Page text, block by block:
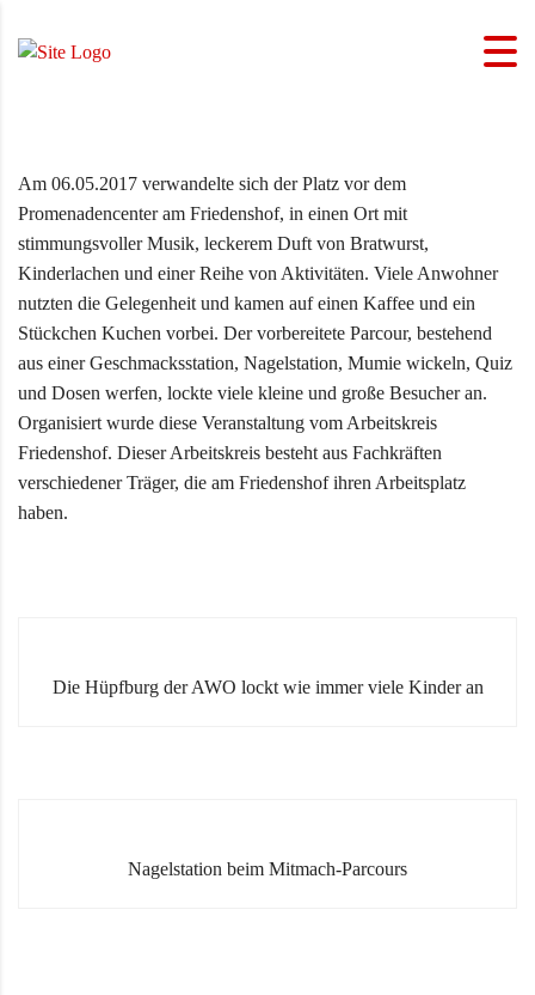
Am 06.05.2017 verwandelte sich der Platz vor dem
Promenadencenter am Friedenshof, in einen Ort mit
stimmungsvoller Musik, leckerem Duft von Bratwurst,
Kinderlachen und einer Reihe von Aktivitäten. Viele Anwohner
nutzten die Gelegenheit und kamen auf einen Kaffee und ein
Stückchen Kuchen vorbei. Der vorbereitete Parcour, bestehend
aus einer Geschmacksstation, Nagelstation, Mumie wickeln, Quiz
und Dosen werfen, lockte viele kleine und große Besucher an.
Organisiert wurde diese Veranstaltung vom Arbeitskreis
Friedenshof. Dieser Arbeitskreis besteht aus Fachkräften
verschiedener Träger, die am Friedenshof ihren Arbeitsplatz
haben.
Die Hüpfburg der AWO lockt wie immer viele Kinder an
Nagelstation beim Mitmach-Parcours